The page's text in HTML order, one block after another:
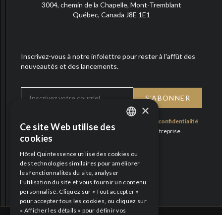
3004, chemin de la Chapelle, Mont-Tremblant
Québec, Canada J8E 1E1
Inscrivez-vous à notre infolettre pour rester à l'affût des
nouveautés et des lancements.
politique de confidentialité
et consentez à recevoir des mises à jour de notre entreprise.
Fiers partenaires
×
Ce site Web utilise des
cookies
Hôtel Quintessence utilise des cookies ou
des technologies similaires pour améliorer
les fonctionnalités du site, analyser
l'utilisation du site et vous fournir un contenu
personnalisé. Cliquez sur « Tout accepter »
pour accepter tous les cookies, ou cliquez sur
« Afficher les détails » pour définir vos